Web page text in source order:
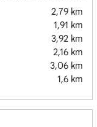
2,79 km
1,91 km
3,92 km
2,16 km
3,06 km
1,6 km